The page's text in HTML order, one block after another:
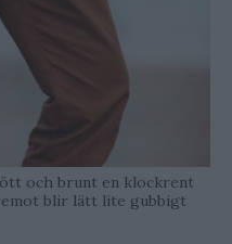
och brunt en klockrent
blir lätt lite gubbigt